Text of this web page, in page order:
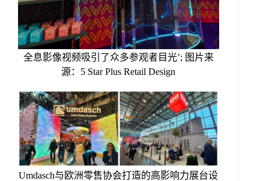
全息影像视频吸引了众多参观者目光’; 图片来
源：5 Star Plus Retail Design
Umdasch与欧洲零售协会打造的高影响力展台设